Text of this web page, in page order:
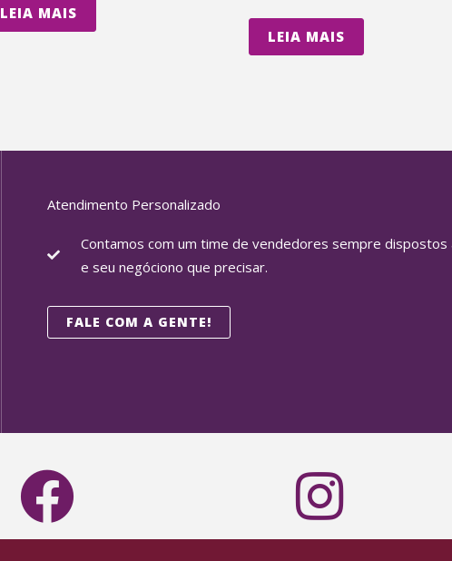
LEIA MAIS
LEIA MAIS
Atendimento Personalizado
Contamos com um time de vendedores sempre dispostos
e seu negóciono que precisar.
FALE COM A GENTE!